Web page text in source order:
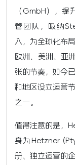
（GmbH），提
管团队，吸纳
入，为全球化布
欧洲、美洲、亚
张的节奏，如今
和地区设立运营
之一。
值得注意的是，
身为Hetzner
册、独立运营的